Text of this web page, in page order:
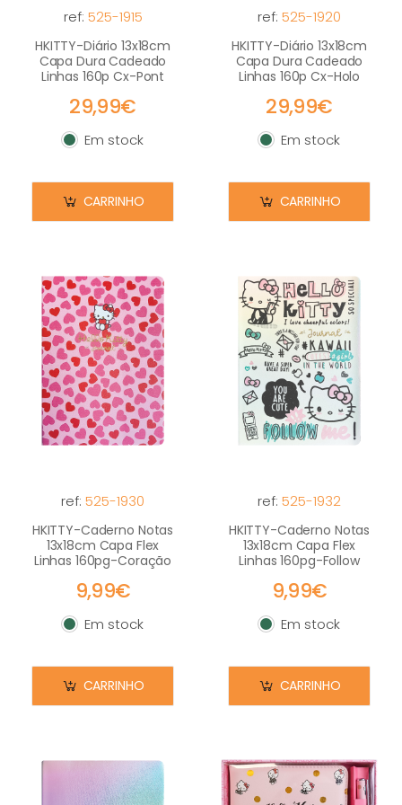
ref: 525-1915
HKITTY-Diário 13x18cm
Capa Dura Cadeado
Linhas 160p Cx-Pont
29,99€
Em stock
Em stock
CARRINHO
ref: 525-1920
HKITTY-Diário 13x18cm
Capa Dura Cadeado
Linhas 160p Cx-Holo
29,99€
Em stock
Em stock
CARRINHO
ref: 525-1930
HKITTY-Caderno Notas
13x18cm Capa Flex
Linhas 160pg-Coração
9,99€
Em stock
Em stock
CARRINHO
ref: 525-1932
HKITTY-Caderno Notas
13x18cm Capa Flex
Linhas 160pg-Follow
9,99€
Em stock
Em stock
CARRINHO